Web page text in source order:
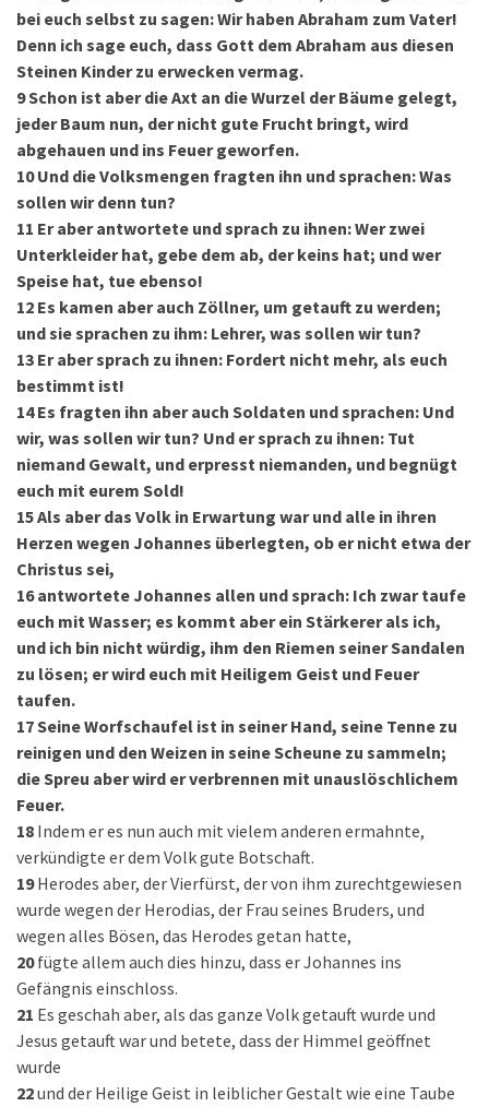
bei euch selbst zu sagen: Wir haben Abraham zum Vater!
Denn ich sage euch, dass Gott dem Abraham aus diesen
Steinen Kinder zu erwecken vermag.
9Schon ist aber die Axt an die Wurzel der Bäume gelegt,
jeder Baum nun, der nicht gute Frucht bringt, wird
abgehauen und ins Feuer geworfen.
10 Und die Volksmengen fragten ihn und sprachen: Was
sollen wir denn tun?
11 Er aber antwortete und sprach zu ihnen: Wer zwei
Unterkleider hat, gebe dem ab, der keins hat; und wer
Speise hat, tue ebenso!
12 Es kamen aber auch Zöllner, um getauft zu werden;
und sie sprachen zu ihm: Lehrer, was sollen wir tun?
13 Er aber sprach zu ihnen: Fordert nicht mehr, als euch
bestimmt ist!
14 Es fragten ihn aber auch Soldaten und sprachen: Und
wir, was sollen wir tun? Und er sprach zu ihnen: Tut
niemand Gewalt, und erpresst niemanden, und begnügt
euch mit eurem Sold!
15Als aber das Volk in Erwartung war und alle in ihren
Herzen wegen Johannes überlegten, ob er nicht etwa der
Christus sei,
16 antwortete Johannes allen und sprach: Ich zwar taufe
euch mit Wasser; es kommt aber ein Stärkerer als ich,
und ich bin nicht würdig, ihm den Riemen seiner Sandalen
zu lösen; er wird euch mit Heiligem Geist und Feuer
taufen.
17Seine Worfschaufel ist in seiner Hand, seine Tenne zu
reinigen und den Weizen in seine Scheune zu sammeln;
die Spreu aber wird er verbrennen mit unauslöschlichem
Feuer.
18 Indem er es nun auch mit vielem anderen ermahnte,
verkündigte er dem Volk gute Botschaft.
19 Herodes aber, der Vierfürst, der von ihm zurechtgewiesen
wurde wegen der Herodias, der Frau seines Bruders, und
wegen alles Bösen, das Herodes getan hatte,
20 fügte allem auch dies hinzu, dass er Johannes ins
Gefängnis einschloss.
21 Es geschah aber, als das ganze Volk getauft wurde und
Jesus getauft war und betete, dass der Himmel geöffnet
wurde
22und der Heilige Geist in leiblicher Gestalt wie eine Taube